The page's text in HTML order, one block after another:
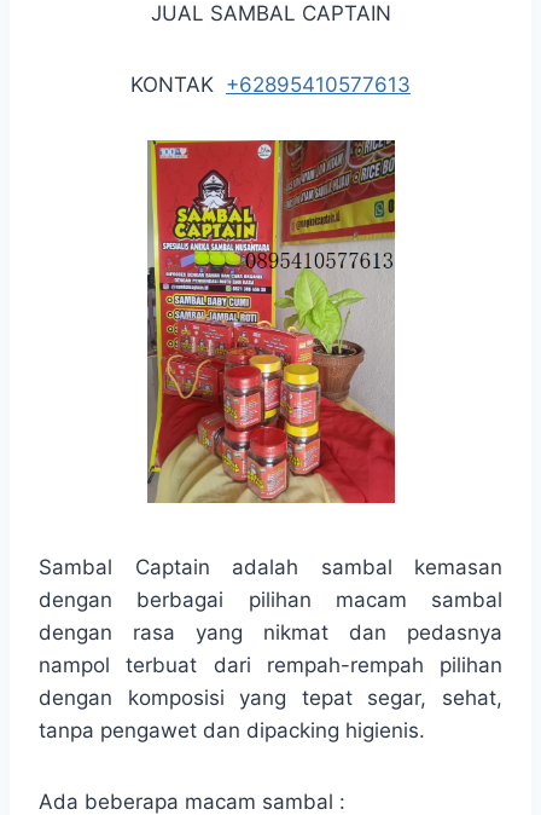
JUAL SAMBAL CAPTAIN
KONTAK +62895410577613
Sambal Captain adalah sambal kemasan
dengan berbagai pilihan macam sambal
dengan rasa yang nikmat dan pedasnya
nampol terbuat dari rempah-rempah pilihan
dengan komposisi yang tepat segar, sehat,
tanpa pengawet dan dipacking higienis.
Ada beberapa macam sambal :